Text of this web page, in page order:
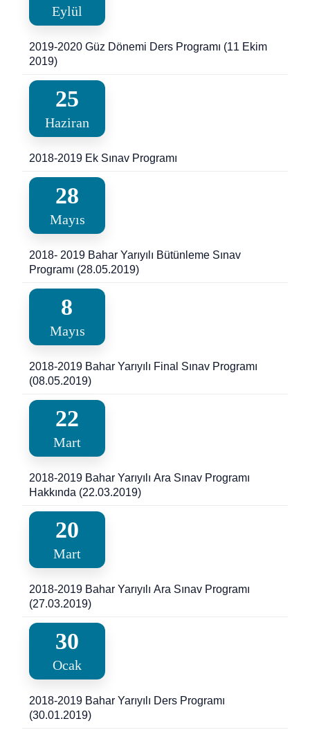
Eylül
2019-2020 Güz Dönemi Ders Programı (11 Ekim
2019)
25
Haziran
2018-2019 Ek Sınav Programı
28
Mayıs
2018- 2019 Bahar Yarıyılı Bütünleme Sınav
Programı (28.05.2019)
8
Mayıs
2018-2019 Bahar Yarıyılı Final Sınav Programı
(08.05.2019)
22
Mart
2018-2019 Bahar Yarıyılı Ara Sınav Programı
Hakkında (22.03.2019)
20
Mart
2018-2019 Bahar Yarıyılı Ara Sınav Programı
(27.03.2019)
30
Ocak
2018-2019 Bahar Yarıyılı Ders Programı
(30.01.2019)